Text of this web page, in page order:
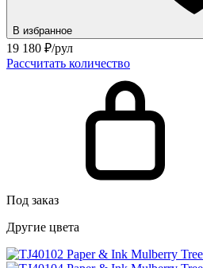
В избранное
19 180 ₽/рул
Рассчитать количество
Под заказ
Другие цвета